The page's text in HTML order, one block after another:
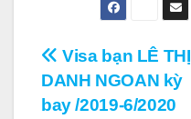
Điều
hướng
Visa bạn LÊ THỊ
DANH NGOAN kỳ
bay /2019-6/2020